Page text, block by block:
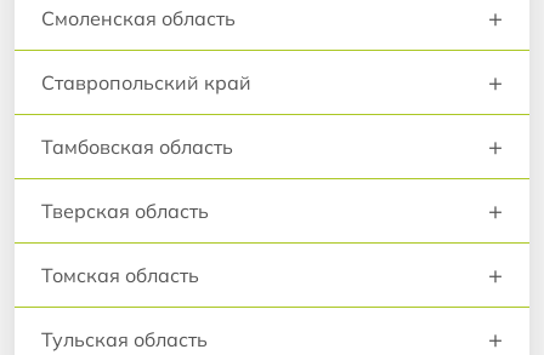
Смоленская область +
Ставропольский край +
Тамбовская область +
Тверская область +
Томская область +
Тульская область +